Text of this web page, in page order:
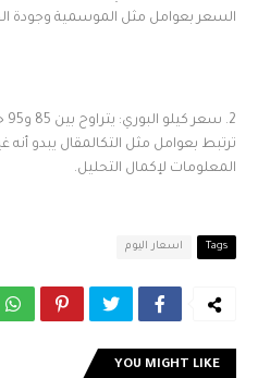
السعر بعوامل مثل الموسمية وجودة
ترتبط بعوامل مثل التكالمقال يبدو أنه
المعلومات لإكمال التحليل.
Tags اسعار اليوم
YOU MIGHT LIKE